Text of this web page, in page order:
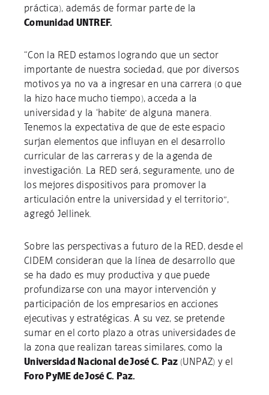
práctica), además de formar parte de la
Comunidad UNTREF.
“Con la RED estamos logrando que un sector
importante de nuestra sociedad, que por diversos
motivos ya no va a ingresar en una carrera (o que
la hizo hace mucho tiempo), acceda a la
universidad y la ‘habite’ de alguna manera.
Tenemos la expectativa de que de este espacio
surjan elementos que influyan en el desarrollo
curricular de las carreras y de la agenda de
investigación. La RED será, seguramente, uno de
los mejores dispositivos para promover la
articulación entre la universidad y el territorio”,
agregó Jellinek.
Sobre las perspectivas a futuro de la RED, desde el
CIDEM consideran que la línea de desarrollo que
se ha dado es muy productiva y que puede
profundizarse con una mayor intervención y
participación de los empresarios en acciones
ejecutivas y estratégicas. A su vez, se pretende
sumar en el corto plazo a otras universidades de
la zona que realizan tareas similares, como la
Universidad Nacional de José C. Paz (UNPAZ) y el
Foro PyME de José C. Paz.